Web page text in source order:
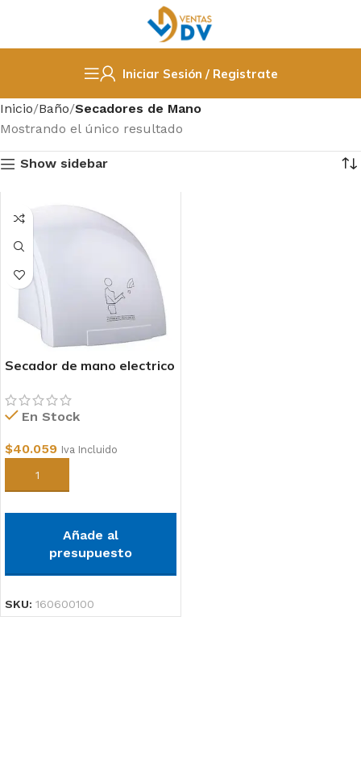
Iniciar Sesión / Registrate
Inicio Baño Secadores de Mano
Mostrando el único resultado
Show sidebar
Secador de mano electrico
En Stock
$40.059 Iva Incluido
Añadir al carrito
Añade al
presupuesto
SKU: 160600100